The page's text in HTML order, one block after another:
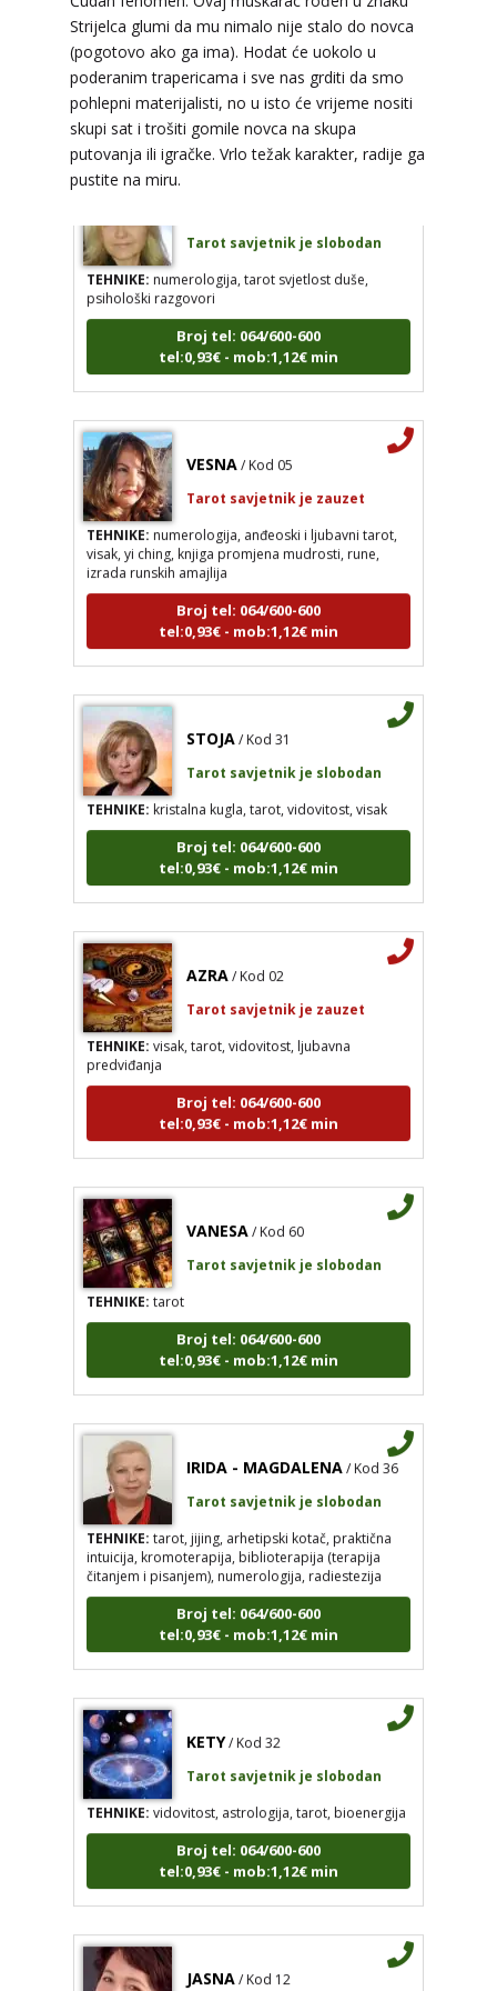
Strijelca glumi da mu nimalo nije stalo do novca
(pogotovo ako ga ima). Hodat će uokolo u
poderanim trapericama i sve nas grditi da smo
pohlepni materijalisti, no u isto će vrijeme nositi
skupi sat i trošiti gomile novca na skupa
putovanja ili igračke. Vrlo težak karakter, radije ga
pustite na miru.
TEHNIKE:psihološki razgovori, sudbinske karte,
tarot, tumačenje snova
Broj tel: 064/600-600
tel:0,93€ - mob:1,12€ min
TEHNIKE:numerologija, tarot svjetlost duše,
psihološki razgovori
Broj tel: 064/600-600
tel:0,93€ - mob:1,12€ min
TEHNIKE:numerologija, anđeoski i ljubavni tarot,
visak, yi ching, knjiga promjena mudrosti, rune,
izrada runskih amajlija
Broj tel: 064/600-600
tel:0,93€ - mob:1,12€ min
Tarot savjetnik je slobodan
TEHNIKE:kristalna kugla, tarot, vidovitost, visak
Broj tel: 064/600-600
tel:0,93€ - mob:1,12€ min
TEHNIKE:visak, tarot, vidovitost, ljubavna
predviđanja
Broj tel: 064/600-600
tel:0,93€ - mob:1,12€ min
TEHNIKE:tarot
Broj tel: 064/600-600
tel:0,93€ - mob:1,12€ min
/ Kod 36
TEHNIKE:tarot, jijing, arhetipski kotač, praktična
intuicija, kromoterapija, biblioterapija (terapija
čitanjem i pisanjem), numerologija, radiestezija
Broj tel: 064/600-600
tel:0,93€ - mob:1,12€ min
TEHNIKE:vidovitost, astrologija, tarot, bioenergija
Broj tel: 064/600-600
tel:0,93€ - mob:1,12€ min